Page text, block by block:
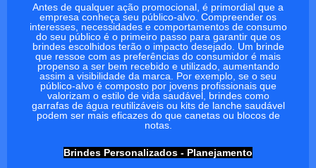
Antes de qualquer ação promocional, é primordial que a
empresa conheça seu público-alvo. Compreender os
interesses, necessidades e comportamentos de consumo
do seu público é o primeiro passo para garantir que os
brindes escolhidos terão o impacto desejado. Um brinde
que ressoe com as preferências do consumidor é mais
propenso a ser bem recebido e utilizado, aumentando
assim a visibilidade da marca. Por exemplo, se o seu
público-alvo é composto por jovens profissionais que
valorizam o estilo de vida saudável, brindes como
garrafas de água reutilizáveis ou kits de lanche saudável
podem ser mais eficazes do que canetas ou blocos de
notas.
Brindes Personalizados - Planejamento